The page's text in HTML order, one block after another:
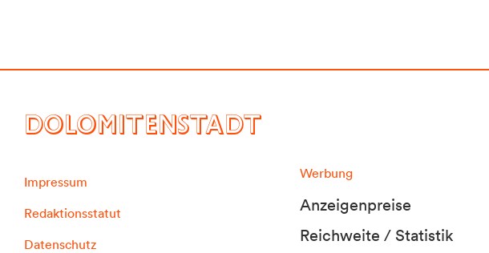
DOLOMITENSTADT
Impressum
Redaktionsstatut
Datenschutz
Werbung
Anzeigenpreise
Reichweite / Statistik